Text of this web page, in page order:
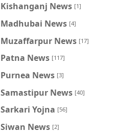
Kishanganj News [1]
Madhubai News [4]
Muzaffarpur News [17]
Patna News [117]
Purnea News [3]
Samastipur News [40]
Sarkari Yojna [56]
Siwan News [2]